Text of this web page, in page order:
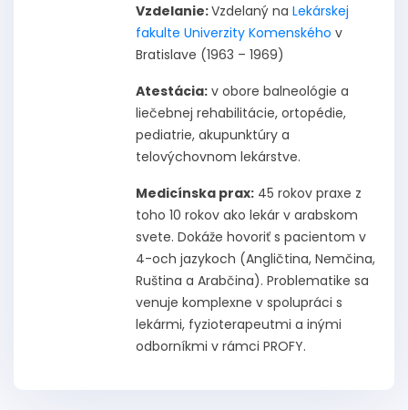
Vzdelanie:Vzdelaný na Lekárskej
fakulte Univerzity Komenského v
Bratislave (1963 – 1969)
Atestácia: v obore balneológie a
liečebnej rehabilitácie, ortopédie,
pediatrie, akupunktúry a
telovýchovnom lekárstve.
Medicínska prax: 45 rokov praxe z
toho 10 rokov ako lekár v arabskom
svete. Dokáže hovoriť s pacientom v
4-och jazykoch (Angličtina, Nemčina,
Ruština a Arabčina). Problematike sa
venuje komplexne v spolupráci s
lekármi, fyzioterapeutmi a inými
odborníkmi v rámci PROFY.